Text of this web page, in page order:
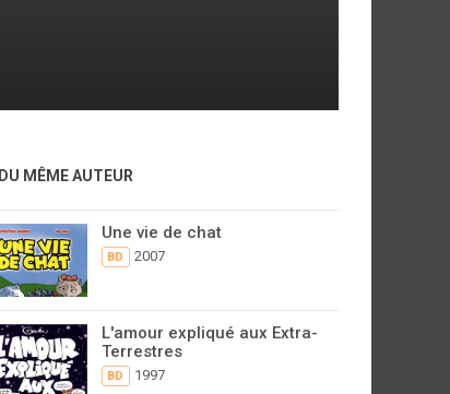
DU MÊME AUTEUR
Une vie de chat
BD 2007
L'amour expliqué aux Extra-
Terrestres
BD 1997